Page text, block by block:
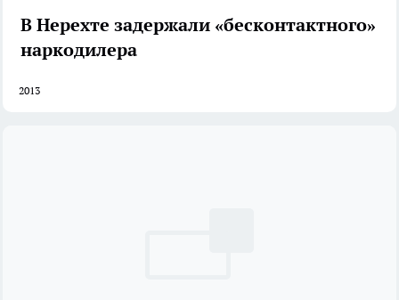
В Нерехте задержали «бесконтактного»
наркодилера
2013